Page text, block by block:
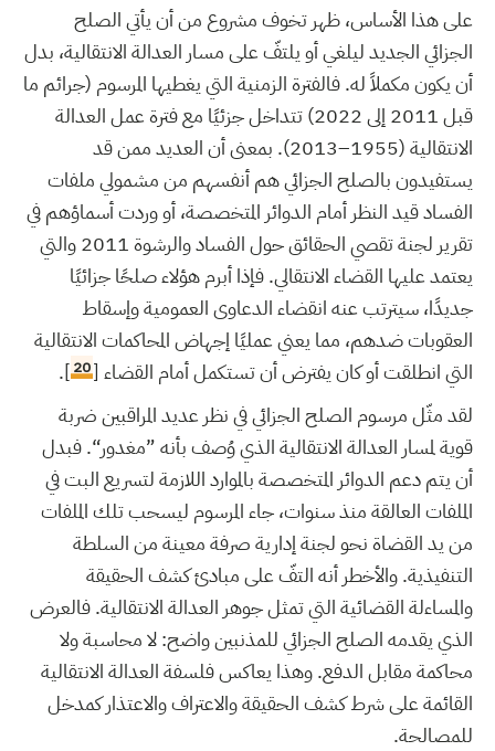
على هذا الأساس، ظهر تخوف مشروع من أن يأتي الصلح
الجزائي الجديد ليلغي أو يلتفّ على مسار العدالة الانتقالية، بدل
أن يكون مكملاً له. فالفترة الزمنية التي يغطيها المرسوم (جرائم ما
قبل 2011 إلى 2022) تتداخل جزئيًا مع فترة عمل العدالة
الانتقالية (1955–2013). بمعنى أن العديد ممن قد
يستفيدون بالصلح الجزائي هم أنفسهم من مشمولي ملفات
الفساد قيد النظر أمام الدوائر المتخصصة، أو وردت أسماؤهم في
تقرير لجنة تقصي الحقائق حول الفساد والرشوة 2011 والتي
يعتمد عليها القضاء الانتقالي. فإذا أبرم هؤلاء صلحًا جزائيًا
جديدًا، سيترتب عنه انقضاء الدعاوى العمومية وإسقاط
العقوبات ضدهم، مما يعني عمليًا إجهاض المحاكمات الانتقالية
التي انطلقت أو كان يفترض أن تستكمل أمام القضاء [20
].
لقد مثّل مرسوم الصلح الجزائي في نظر عديد المراقبين ضربة
قوية لمسار العدالة الانتقالية الذي وُصف بأنه ”مغدور“. فبدل
أن يتم دعم الدوائر المتخصصة بالموارد اللازمة لتسريع البت في
الملفات العالقة منذ سنوات، جاء المرسوم ليسحب تلك الملفات
من يد القضاة نحو لجنة إدارية صرفة معينة من السلطة
التنفيذية. والأخطر أنه التفّ على مبادئ كشف الحقيقة
والمساءلة القضائية التي تمثل جوهر العدالة الانتقالية. فالعرض
الذي يقدمه الصلح الجزائي للمذنبين واضح: لا محاسبة ولا
محاكمة مقابل الدفع. وهذا يعاكس فلسفة العدالة الانتقالية
القائمة على شرط كشف الحقيقة والاعتراف والاعتذار كمدخل
للمصالحة.